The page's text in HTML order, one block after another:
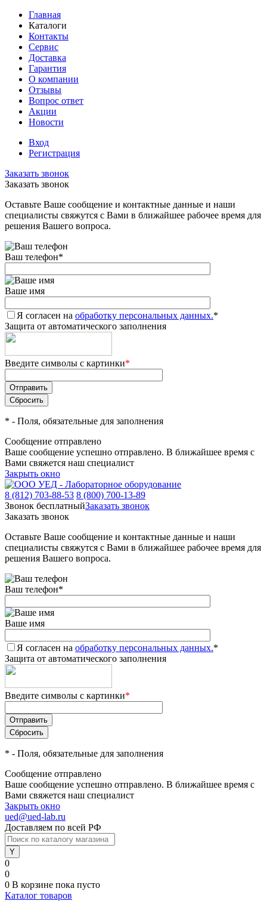
Главная
Каталоги
Контакты
Сервис
Доставка
Гарантия
О компании
Отзывы
Вопрос ответ
Акции
Новости
Вход
Регистрация
Заказать звонок
Заказать звонок
Оставьте Ваше сообщение и контактные данные и наши
специалисты свяжутся с Вами в ближайшее рабочее время для
решения Вашего вопроса.
Ваш телефон*
Ваше имя
Я согласен на обработку персональных данных.*
Защита от автоматического заполнения
Введите символы с картинки*
* - Поля, обязательные для заполнения
Сообщение отправлено
Ваше сообщение успешно отправлено. В ближайшее время с
Вами свяжется наш специалист
Закрыть окно
8 (812) 703-88-53 8 (800) 700-13-89
Звонок бесплатныйЗаказать звонок
Заказать звонок
Оставьте Ваше сообщение и контактные данные и наши
специалисты свяжутся с Вами в ближайшее рабочее время для
решения Вашего вопроса.
Ваш телефон*
Ваше имя
Я согласен на обработку персональных данных.*
Защита от автоматического заполнения
Введите символы с картинки*
* - Поля, обязательные для заполнения
Сообщение отправлено
Ваше сообщение успешно отправлено. В ближайшее время с
Вами свяжется наш специалист
Закрыть окно
ued@ued-lab.ru
Доставляем по всей РФ
0
0
0 В корзине пока пусто
Каталог товаров